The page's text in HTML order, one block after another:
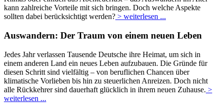
kann zahlreiche Vorteile mit sich bringen. Doch welche Aspekte
sollten dabei berücksichtigt werden? > weiterlesen ...
Auswandern: Der Traum von einem neuen Leben
Jedes Jahr verlassen Tausende Deutsche ihre Heimat, um sich in
einem anderen Land ein neues Leben aufzubauen. Die Gründe für
diesen Schritt sind vielfältig – von beruflichen Chancen über
klimatische Vorlieben bis hin zu steuerlichen Anreizen. Doch nicht
alle Rückkehrer sind dauerhaft glücklich in ihrem neuen Zuhause. >
weiterlesen ...